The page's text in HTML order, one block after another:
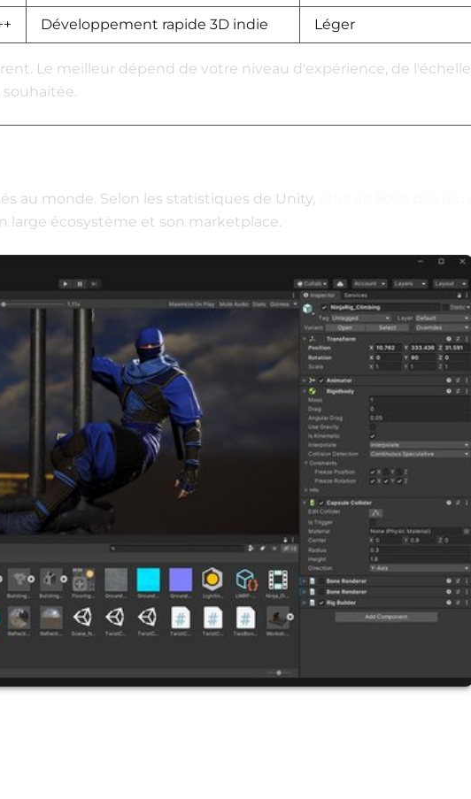
Développement rapide 3D indie Léger
Le meilleur dépend de votre niveau d'expérience, de l'échelle
au monde. Selon les statistiques de Unity,
large écosystème et son marketplace.